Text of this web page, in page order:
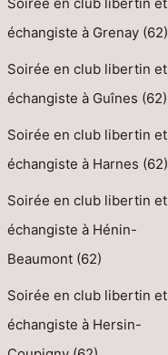
Soirée en club libertin et
échangiste à Grenay (62)
Soirée en club libertin et
échangiste à Guînes (62)
Soirée en club libertin et
échangiste à Harnes (62)
Soirée en club libertin et
échangiste à Hénin-
Beaumont (62)
Soirée en club libertin et
échangiste à Hersin-